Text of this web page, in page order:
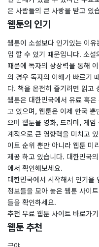
은 사람들의 큰 사랑을 받고 있
웹툰의 인기
웹툰이 소설보다 인기있는 이
입 할 수 있기 때문입니다. 소
때문에 독자의 상상력을 통해
의 경우 독자의 이해가 빠르기
다. 책을 온전히 즐기려면 읽고
웹툰은 대한민국에서 유료 혹
고 있으며, 웹툰은 이제 한국
으며 웹툰을 영화, 드라마, 게
계적으로 큰 영향력을 미치고
이트 순위 뿐만 아니라 웹툰 미
제공 하고 있습니다. 대한민국
에서 확인해보세요.
대한민국에서 시작해서 인기을
정보들을 모아 놓은 웹툰 사이
들을 확인하세요.
추천 무료 웹툰 사이트 바로가기
웹툰 추천